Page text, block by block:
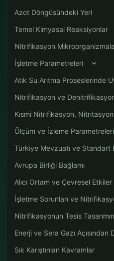
Azot Döngüsündeki Yeri
Temel Kimyasal Reaksiyonlar
Nitrifikasyon
İşletme Parametreleri
Atık Su Arıtma Proseslerinde
Nitrifikasyon ve
Kısmi Nitrifikasyon,
Ölçüm ve İzleme Parametreleri
Türkiye Mevzuatı ve Standart
Avrupa Birliği Bağlamı
Alıcı Ortam ve Çevresel Etkiler
İşletme Sorunları ve
Nitrifikasyonun Tesis
Enerji ve Sera Gazı
Sık Karıştırılan Kavramlar